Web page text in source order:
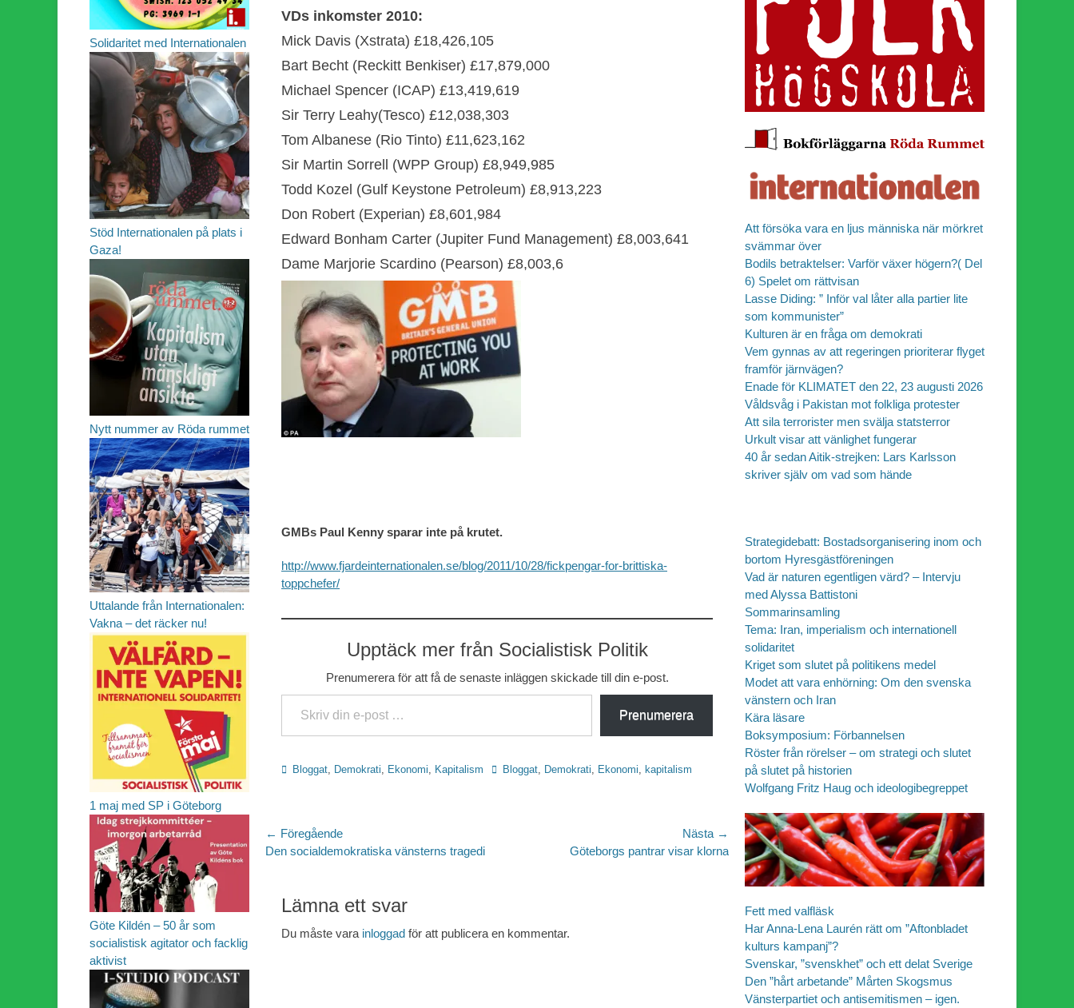
VDs inkomster 2010:
Mick Davis (Xstrata) £18,426,105
Bart Becht (Reckitt Benkiser) £17,879,000
Michael Spencer (ICAP) £13,419,619
Sir Terry Leahy(Tesco) £12,038,303
Tom Albanese (Rio Tinto) £11,623,162
Sir Martin Sorrell (WPP Group) £8,949,985
Todd Kozel (Gulf Keystone Petroleum) £8,913,223
Don Robert (Experian) £8,601,984
Edward Bonham Carter (Jupiter Fund Management) £8,003,641
Dame Marjorie Scardino (Pearson) £8,003,6
GMBs Paul Kenny sparar inte på krutet.
http://www.fjardeinternationalen.se/blog/2011/10/28/fickpengar-for-brittiska-
toppchefer/
Upptäck mer från Socialistisk Politik
Prenumerera för att få de senaste inläggen skickade till din e-post.
Skriv din e-post …
Prenumerera
Kategorier
Bloggat, Demokrati, Ekonomi, Kapitalism Etiketter
Bloggat, Demokrati, Ekonomi, kapitalism
Inläggsnavigering
← Föregående
Föregående
Den socialdemokratiska vänsterns tragedi
Nästa →
Göteborgs pantrar visar klorna
Lämna ett svar
Du måste vara inloggad för att publicera en kommentar.
Att försöka vara en ljus människa när mörkret
svämmar över
Bodils betraktelser: Varför växer högern?( Del
6) Spelet om rättvisan
Lasse Diding: ” Inför val låter alla partier lite
som kommunister”
Kulturen är en fråga om demokrati
Vem gynnas av att regeringen prioriterar flyget
framför järnvägen?
Enade för KLIMATET den 22, 23 augusti 2026
Våldsvåg i Pakistan mot folkliga protester
Att sila terrorister men svälja statsterror
Urkult visar att vänlighet fungerar
40 år sedan Aitik-strejken: Lars Karlsson
skriver själv om vad som hände
Strategidebatt: Bostadsorganisering inom och
bortom Hyresgästföreningen
Vad är naturen egentligen värd? – Intervju
med Alyssa Battistoni
Sommarinsamling
Tema: Iran, imperialism och internationell
solidaritet
Kriget som slutet på politikens medel
Modet att vara enhörning: Om den svenska
vänstern och Iran
Kära läsare
Boksymposium: Förbannelsen
Röster från rörelser – om strategi och slutet
på slutet på historien
Wolfgang Fritz Haug och ideologibegreppet
Fett med valfläsk
Har Anna-Lena Laurén rätt om ”Aftonbladet
kulturs kampanj”?
Svenskar, ”svenskhet” och ett delat Sverige
Den ”hårt arbetande” Mårten Skogsmus
Vänsterpartiet och antisemitismen – igen.
Solidaritet med Internationalen
Stöd Internationalen på plats i
Gaza!
Nytt nummer av Röda rummet
Uttalande från Internationalen:
Vakna – det räcker nu!
1 maj med SP i Göteborg
Göte Kildén – 50 år som
socialistisk agitator och facklig
aktivist